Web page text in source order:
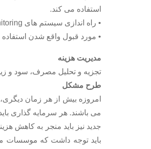
استفاده می کند.
• راه اندازی سیستم های monitoring و تحلیلی بانک OBC فرانسه در زمانی کمتر از یک ماه و استفاده عملیاتی از آنها.
• مورد قبول واقع شدن استفاده
مدیریت هزینه
تجزیه و تحلیل مصرف، سود و
طرح مشکل
امروزه بیش از هر زمان
می باشند. هر سرمایه گذاری
جدید نیز باید منجر به کاهش
باید توجه داشت که موسسات